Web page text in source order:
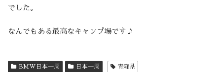
でした。
なんでもある最高なキャンプ場です♪
BMW日本一周 日本一周 青森県